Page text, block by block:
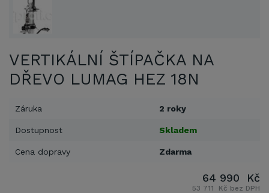
VERTIKÁLNÍ ŠTÍPAČKA NA
DŘEVO LUMAG HEZ 18N
Záruka 2 roky
Dostupnost Skladem
Cena dopravy Zdarma
64 990 Kč
53 711 Kč bez DPH